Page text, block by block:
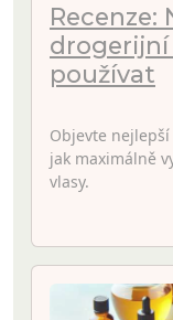
Recenze:
drogerijní
používat
Objevte
jak maximálně
vlasy.